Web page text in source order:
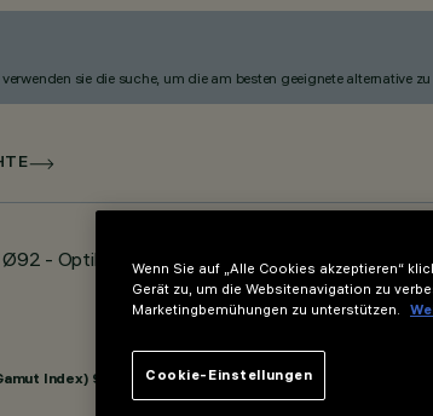
sie die suche, um die am besten geeignete alternative
Ø92 - Optik Medium
Index) 99
Wenn Sie auf „Alle Cookies akzeptieren“
Gerät zu, um die Websitenavigation zu
Marketingbemühungen zu unterstützen.
Cookie-Einstellungen